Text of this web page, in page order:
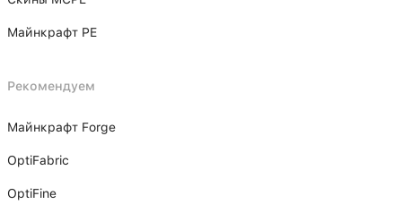
Майнкрафт PE
Рекомендуем
Майнкрафт Forge
OptiFabric
OptiFine